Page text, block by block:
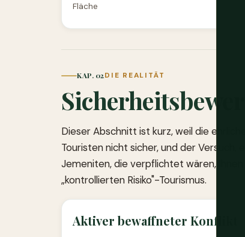
Fläche
KAP. 02DIE REALITÄT
Dieser Abschnitt ist kurz, weil die
Touristen nicht sicher, und der Versuch,
Jemeniten, die verpflichtet wären,
„kontrollierten Risiko"-Tourismus.
Aktiver bewaffneter Konflikt